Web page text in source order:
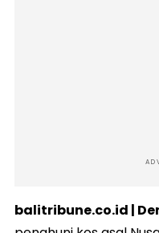
balitribune.co.id |